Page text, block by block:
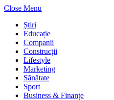
Close Menu
Știri
Educație
Companii
Construcții
Lifestyle
Marketing
Sănătate
Sport
Business & Finanțe